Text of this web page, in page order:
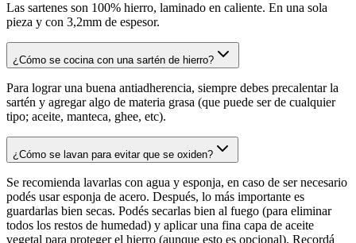
Las sartenes son 100% hierro, laminado en caliente. En una sola
pieza y con 3,2mm de espesor.
¿Cómo se cocina con una sartén de hierro?
Para lograr una buena antiadherencia, siempre debes precalentar la
sartén y agregar algo de materia grasa (que puede ser de cualquier
tipo; aceite, manteca, ghee, etc).
¿Cómo se lavan para evitar que se oxiden?
Se recomienda lavarlas con agua y esponja, en caso de ser necesario
podés usar esponja de acero. Después, lo más importante es
guardarlas bien secas. Podés secarlas bien al fuego (para eliminar
todos los restos de humedad) y aplicar una fina capa de aceite
vegetal para proteger el hierro (aunque esto es opcional). Recordá